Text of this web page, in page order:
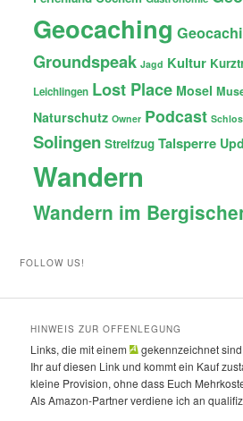
Geocaching
Groundspeak Jagd Kultur
Leichlingen Lost Place Mosel
Naturschutz Owner Podcast
Solingen Streifzug Talsperre
Wandern
Wandern im
FOLLOW US!
HINWEIS ZUR OFFENLEGUNG
Links, die mit einem
gekennzeichnet
Ihr auf diesen Link und kommt ein Kauf
kleine Provision, ohne dass Euch
Als Amazon-Partner verdiene ich an